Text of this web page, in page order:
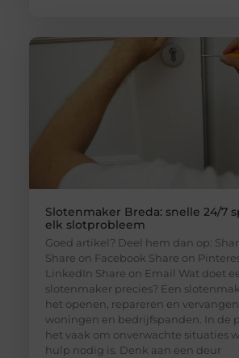
Slotenmaker Breda: snelle 24/7
elk slotprobleem
Goed artikel? Deel hem dan op:
Share on Facebook Share on
LinkedIn Share on Email Wat doet
slotenmaker precies? Een
het openen, repareren en
woningen en bedrijfspanden. In de
het vaak om onverwachte situaties
hulp nodig is. Denk aan een deur